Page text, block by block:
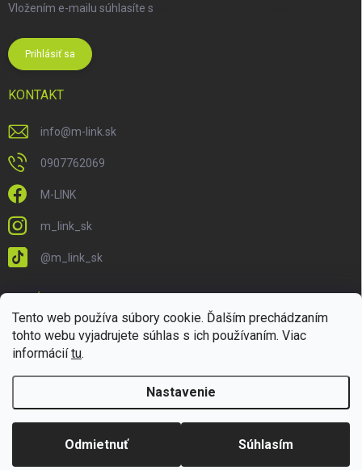
Tento web používa súbory cookie. Ďalším prechádzaním
tohto webu vyjadrujete súhlas s ich používaním. Viac
informáciítu.
Nastavenie
Odmietnuť Súhlasím
Vložením e-mailu súhlasíte s
Prihlásiť sa
KONTAKT
info@m-link.sk
0907762069
M-LINK
m_link_sk
@m_link_sk
Vytvoril Shoptet
Copyright 2026M-LINK.sk. Všetky práva vyhradené.Upraviť nastavenie